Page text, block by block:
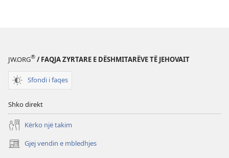
JW.ORG® / FAQJA ZYRTARE E DËSHMITARËVE TË JEHOVAIT
Sfondi i faqes
Shko direkt
Kërko një takim
Gjej vendin e mbledhjes
(hap